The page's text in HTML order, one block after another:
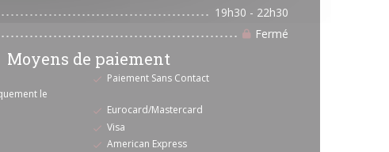
19h30 - 22h30
Fermé
Moyens de paiement
Paiement Sans Contact
le
Eurocard/Mastercard
Visa
American Express